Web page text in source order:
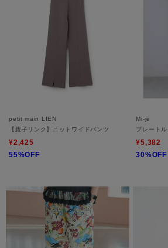
petit main LIEN
【親子リンク】ニットワイドパンツ
¥2,425
55%OFF
Mi-je
プレート
¥5,382
30%OFF